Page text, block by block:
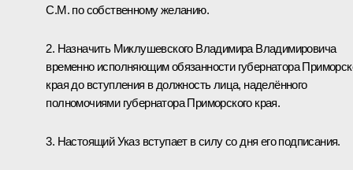
С.М. по собственному желанию.
2. Назначить Миклушевского Владимира Владимировича
временно исполняющим обязанности губернатора
края до вступления в должность лица, наделённого
полномочиями губернатора Приморского края.
3. Настоящий Указ вступает в силу со дня его подписания.